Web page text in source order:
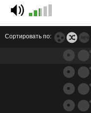
Сортировать по: